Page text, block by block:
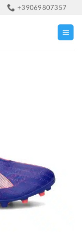
+39069807357